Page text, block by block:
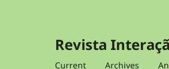
Revista
Current Archives